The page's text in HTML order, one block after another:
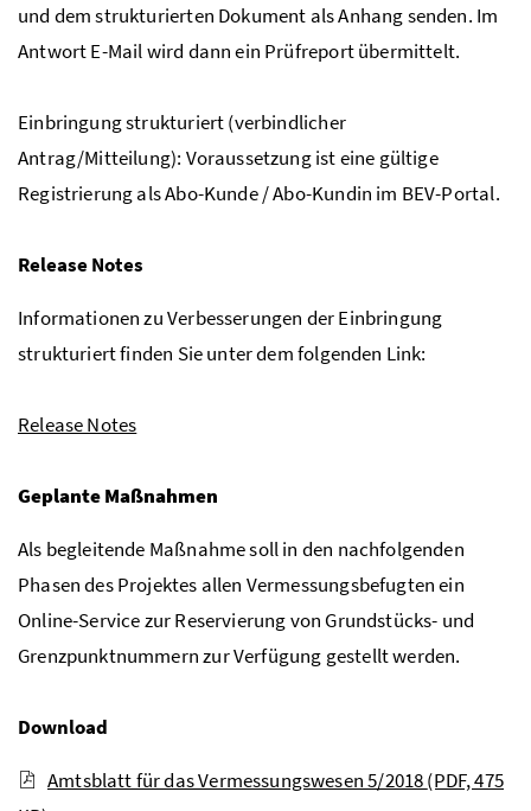
und dem strukturierten Dokument als Anhang senden. Im
Antwort E-Mail wird dann ein Prüfreport übermittelt.
Einbringung strukturiert (verbindlicher
Antrag/Mitteilung): Voraussetzung ist eine gültige
Registrierung als Abo-Kunde / Abo-Kundin im BEV-Portal.
Release Notes
Informationen zu Verbesserungen der Einbringung
strukturiert finden Sie unter dem folgenden Link:
Release Notes
Geplante Maßnahmen
Als begleitende Maßnahme soll in den nachfolgenden
Phasen des Projektes allen Vermessungsbefugten ein
Online-Service zur Reservierung von Grundstücks- und
Grenzpunktnummern zur Verfügung gestellt werden.
Download
Amtsblatt für das Vermessungswesen 5/2018(PDF, 475